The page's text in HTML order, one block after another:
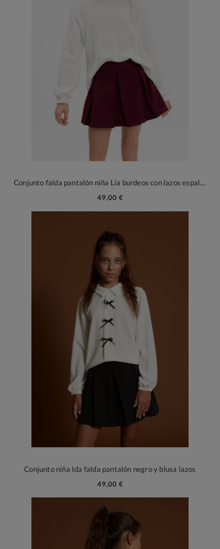
Conjunto falda pantalón niña Lia burdeos con lazos espalda
49,00 €
Conjunto niña Ida falda pantalón negro y blusa lazos
49,00 €